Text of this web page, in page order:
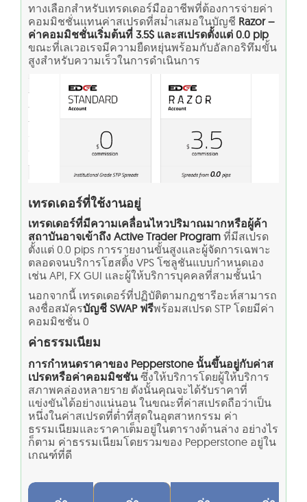
ทางเลือกสำหรับเทรดเดอร์มืออาชีพที่ต้องการจ่ายค่า
คอมมิชชั่นแทนค่าสเปรดที่สม่ำเสมอในบัญชี Razor –
ค่าคอมมิชชั่นเริ่มต้นที่ 3.5$ และสเปรดตั้งแต่ 0.0 pip
ขณะที่เลเวอเรจมีความยืดหยุ่นพร้อมกับอัลกอริทึมขั้น
สูงสำหรับความเร็วในการดำเนินการ
เทรดเดอร์ที่ใช้งานอยู่
เทรดเดอร์ที่มีความเคลื่อนไหวปริมาณมากหรือผู้ค้า
สถาบันอาจเข้าถึง Active Trader Program ที่มีสเปรด
ตั้งแต่ 0.0 pips การรายงานขั้นสูงและผู้จัดการเฉพาะ
ตลอดจนบริการโฮสติ้ง VPS โซลูชันแบบกำหนดเอง
เช่น API, FX GUI และผู้ให้บริการบุคคลที่สามชั้นนำ
นอกจากนี้ เทรดเดอร์ที่ปฏิบัติตามกฎชารีอะห์สามารถ
ลงชื่อสมัครบัญชี SWAP ฟรีพร้อมสเปรด STP โดยมีค่า
คอมมิชชั่น 0
ค่าธรรมเนียม
การกำหนดราคาของ Pepperstone นั้นขึ้นอยู่กับค่าส
เปรดหรือค่าคอมมิชชันซึ่งให้บริการโดยผู้ให้บริการ
สภาพคล่องหลายราย ดังนั้นคุณจะได้รับราคาที่
แข่งขันได้อย่างแน่นอน ในขณะที่ค่าสเปรดถือว่าเป็น
หนึ่งในค่าสเปรดที่ต่ำที่สุดในอุตสาหกรรม ค่า
ธรรมเนียมและราคาเต็มอยู่ในตารางด้านล่าง อย่างไร
ก็ตาม ค่าธรรมเนียมโดยรวมของ Pepperstone อยู่ใน
เกณฑ์ที่ดี